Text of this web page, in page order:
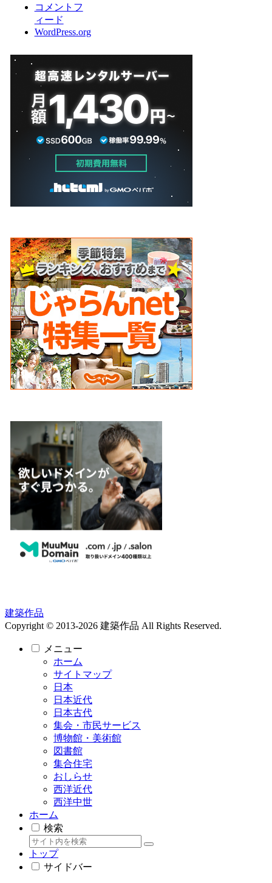
コメントフ
ィード
WordPress.org
建築作品
Copyright © 2013-2026 建築作品 All Rights Reserved.
メニュー
ホーム
サイトマップ
日本
日本近代
日本古代
集会・市民サービス
博物館・美術館
図書館
集合住宅
おしらせ
西洋近代
西洋中世
ホーム
検索
トップ
サイドバー